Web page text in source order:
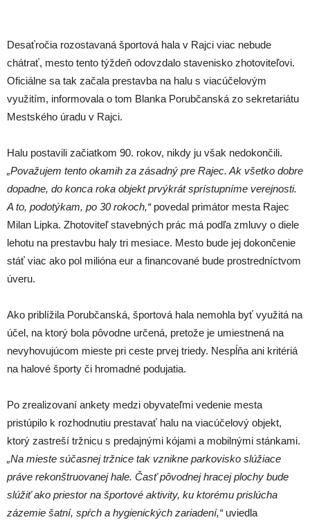
Desaťročia rozostavaná športová hala v Rajci viac nebude
chátrať, mesto tento týždeň odovzdalo stavenisko zhotoviteľovi.
Oficiálne sa tak začala prestavba na halu s viacúčelovým
využitím, informovala o tom Blanka Porubčanská zo sekretariátu
Mestského úradu v Rajci.
Halu postavili začiatkom 90. rokov, nikdy ju však nedokončili.
„Považujem tento okamih za zásadný pre Rajec. Ak všetko dobre
dopadne, do konca roka objekt prvýkrát sprístupníme verejnosti.
A to, podotýkam, po 30 rokoch,“povedal primátor mesta Rajec
Milan Lipka. Zhotoviteľ stavebných prác má podľa zmluvy o diele
lehotu na prestavbu haly tri mesiace. Mesto bude jej dokončenie
stáť viac ako pol milióna eur a financované bude prostredníctvom
úveru.
Ako priblížila Porubčanská, športová hala nemohla byť využitá na
účel, na ktorý bola pôvodne určená, pretože je umiestnená na
nevyhovujúcom mieste pri ceste prvej triedy. Nespĺňa ani kritériá
na halové športy či hromadné podujatia.
Po zrealizovaní ankety medzi obyvateľmi vedenie mesta
pristúpilo k rozhodnutiu prestavať halu na viacúčelový objekt,
ktorý zastreší tržnicu s predajnými kójami a mobilnými stánkami.
„Na mieste súčasnej tržnice tak vznikne parkovisko slúžiace
práve rekonštruovanej hale. Časť pôvodnej hracej plochy bude
slúžiť ako priestor na športové aktivity, ku ktorému prislúcha
zázemie šatní, spŕch a hygienických zariadení,“uviedla